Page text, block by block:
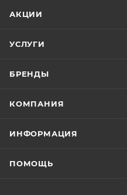
АКЦИИ
УСЛУГИ
БРЕНДЫ
КОМПАНИЯ
ИНФОРМАЦИЯ
ПОМОЩЬ